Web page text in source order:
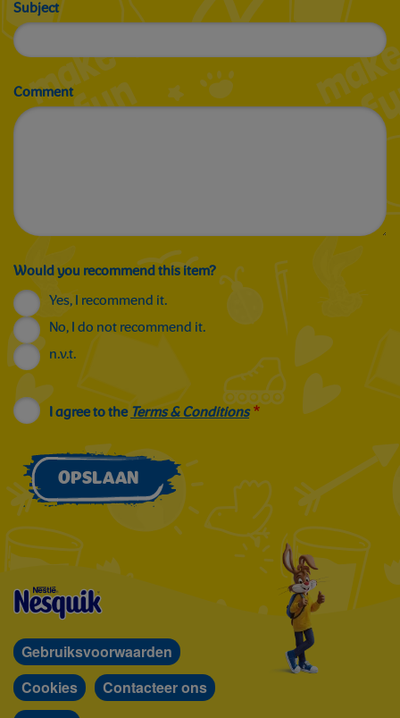
Subject
Comment
Would you recommend this item?
Yes, I recommend it.
No, I do not recommend it.
n.v.t.
I agree to the Terms & Conditions
OPSLAAN
Gebruiksvoorwaarden
Cookies
Contacteer ons